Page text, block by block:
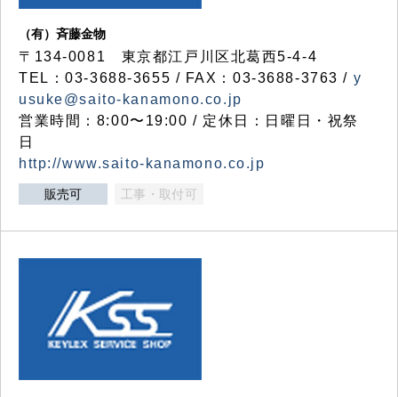
（有）斉藤金物
〒134-0081 東京都江戸川区北葛西5-4-4
TEL：03-3688-3655 / FAX：03-3688-3763 / y
usuke@saito-kanamono.co.jp
営業時間：8:00〜19:00 / 定休日：日曜日・祝祭
日
http://www.saito-kanamono.co.jp
販売可 工事・取付可